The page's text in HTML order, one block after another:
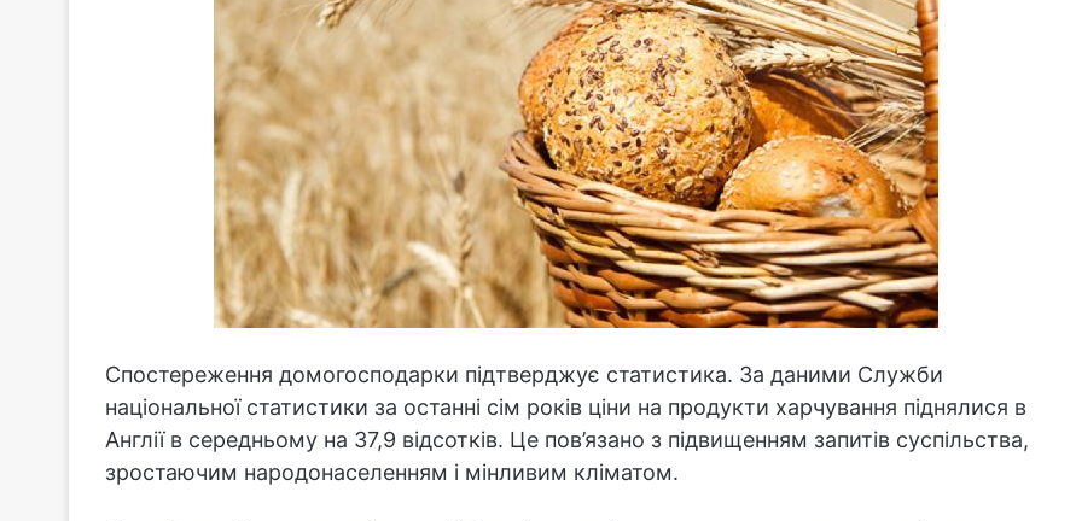
Спостереження домогосподарки підтверджує статистика. За даними Служби
національної статистики за останні сім років ціни на продукти харчування піднялися в
Англії в середньому на 37,9 відсотків. Це пов’язано з підвищенням запитів суспільства,
зростаючим народонаселенням і мінливим кліматом.